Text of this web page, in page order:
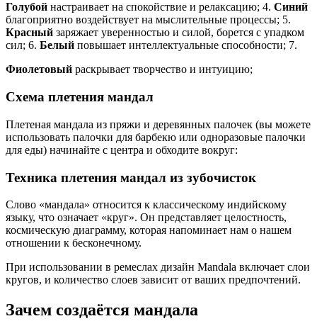
Голубой настраивает на спокойствие и релаксацию; 4. Синий
благоприятно воздействует на мыслительные процессы; 5.
Красный заряжает уверенностью и силой, борется с упадком
сил; 6. Белый повышает интеллектуальные способности; 7.
Фиолетовый раскрывает творчество и интуицию;
Схема плетения мандал
Плетеная мандала из пряжи и деревянных палочек (вы можете
использовать палочки для барбекю или одноразовые палочки
для еды) начинайте с центра и обходите вокруг:
Техника плетения мандал из зубочисток
Слово «мандала» относится к классическому индийскому
языку, что означает «круг». Он представляет целостность,
космическую диаграмму, которая напоминает нам о нашем
отношении к бесконечному.
При использовании в ремеслах дизайн Mandala включает слои
кругов, и количество слоев зависит от ваших предпочтений.
Зачем создаётся мандала